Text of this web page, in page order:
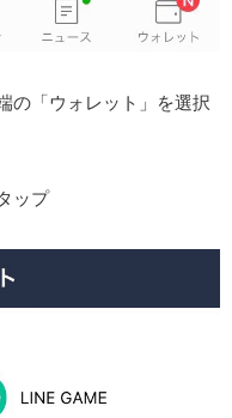
の「ウォレット」を選択
ップ